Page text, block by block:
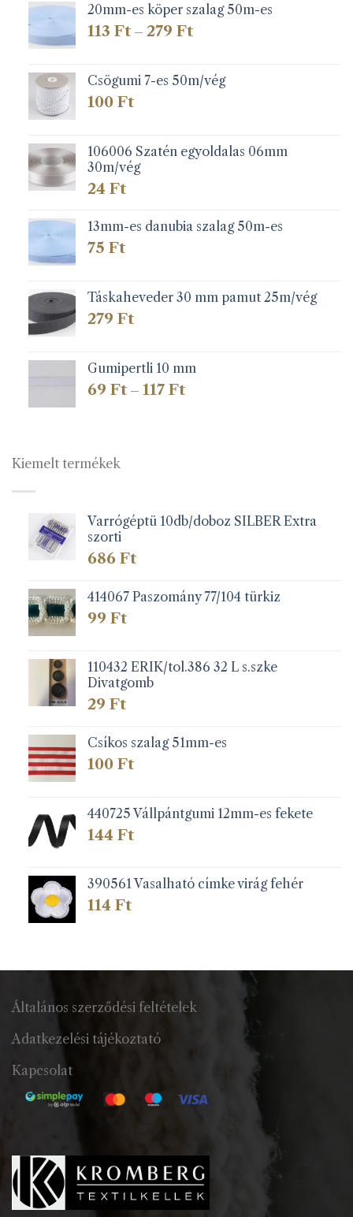
20mm-es köper szalag 50m-es
113 Ft – 279 FtÁrtartomány:
279 Ft
Csögumi 7-es 50m/vég
100 Ft
106006 Szatén egyoldalas 06mm
30m/vég
24 Ft
13mm-es danubia szalag 50m-es
75 Ft
Táskaheveder 30 mm pamut 25m/vég
279 Ft
Gumipertli 10 mm
69 Ft – 117 FtÁrtartomány:
Kiemelt termékek
Varrógéptü 10db/doboz SILBER Extra
szorti
686 Ft
414067 Paszomány 77/104 türkiz
99 Ft
110432 ERIK/tol.386 32 L s.szke
Divatgomb
29 Ft
Csíkos szalag 51mm-es
100 Ft
440725 Vállpántgumi 12mm-es fekete
144 Ft
390561 Vasalható címke virág fehér
114 Ft
Általános szerződési feltételek
Adatkezelési tájékoztató
Kapcsolat